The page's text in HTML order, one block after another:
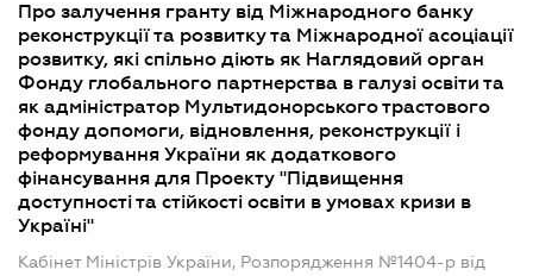
Про залучення гранту від Міжнародного банку
реконструкції та розвитку та Міжнародної асоціації
розвитку, які спільно діють як Наглядовий орган
Фонду глобального партнерства в галузі освіти та
як адміністратор Мультидонорського трастового
фонду допомоги, відновлення, реконструкції і
реформування України як додаткового
фінансування для Проекту "Підвищення
доступності та стійкості освіти в умовах кризи в
Україні"
Кабінет Міністрів України, Розпорядження №1404-р від